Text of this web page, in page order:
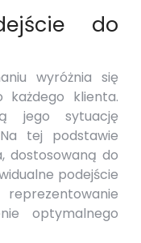
do
wyróżnia się
każdego klienta.
jego sytuację
tej podstawie
dostosowaną do
podejście
optymalnego